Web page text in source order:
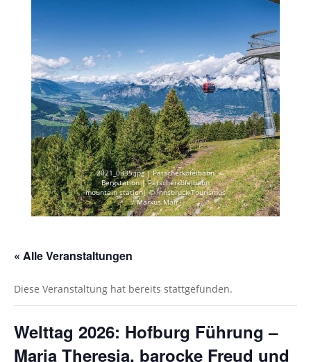
2021_0335.jpg | Patscherkofelbahn
Bergstation | Patscherkofelbahn
mountain station| © Innsbruck Tourismus
/ Markus Mair
« Alle Veranstaltungen
Diese Veranstaltung hat bereits stattgefunden.
Welttag 2026: Hofburg Führung –
Maria Theresia, barocke Freud und